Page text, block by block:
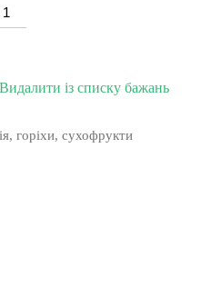
Видалити із списку бажань
горіхи, сухофрукти